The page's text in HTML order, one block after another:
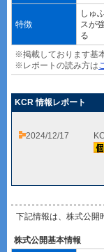
特徴
しゅ
スが
る
※掲載しております基
※レポートの読み方は
KCR 情報レポート
2024/12/17
下記情報は、株式公開
株式公開基本情報